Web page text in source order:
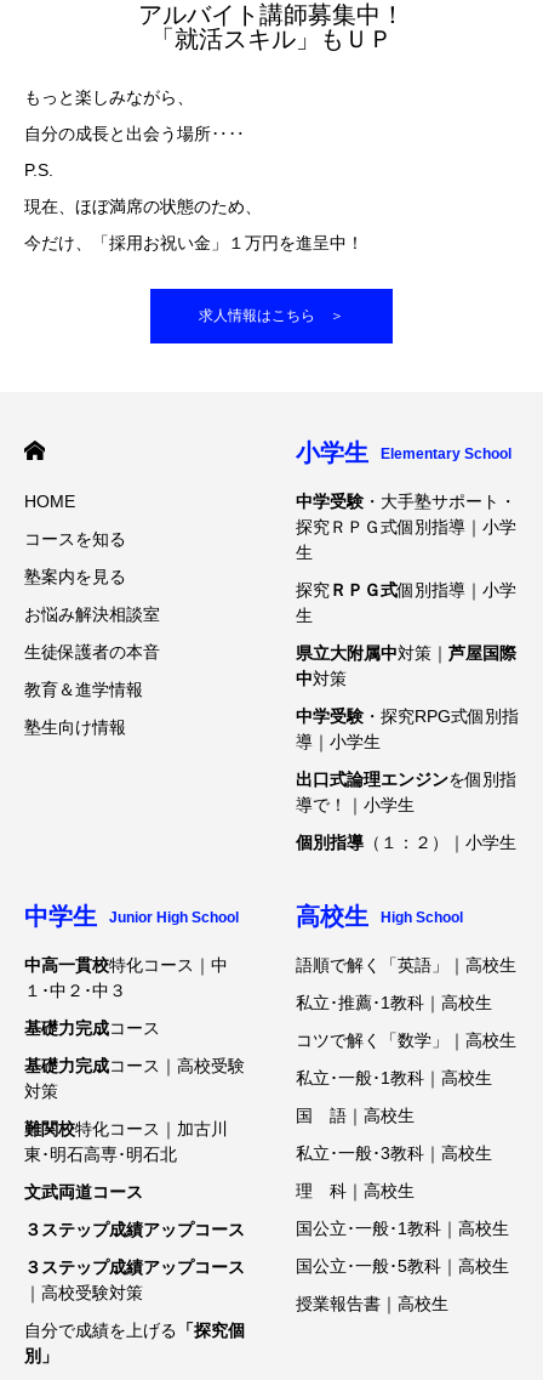
アルバイト講師募集中！
「就活スキル」もＵＰ
もっと楽しみながら、
自分の成長と出会う場所‥‥
P.S.
現在、ほぼ満席の状態のため、
今だけ、「採用お祝い金」１万円を進呈中！
求人情報はこちら ＞
HOME
コースを知る
塾案内を見る
お悩み解決相談室
生徒保護者の本音
教育＆進学情報
塾生向け情報
小学生 Elementary School
中学受験 ・大手塾サポート・
探究ＲＰＧ式個別指導｜小学
生
探究ＲＰＧ式個別指導｜小学
生
県立大附属中対策｜ 芦屋国際
中対策
中学受験 ・探究RPG式個別指
導｜小学生
出口式論理エンジンを個別指
導で！｜小学生
個別指導 （１：２）｜小学生
中学生 Junior High School
中高一貫校特化コース｜中
１･中２･中３
基礎力完成コース
基礎力完成コース｜高校受験
対策
難関校特化コース｜加古川
東･明石高専･明石北
文武両道コース
３ステップ成績アップコース
３ステップ成績アップコース
｜高校受験対策
自分で成績を上げる 「探究個
別」
高校生 High School
語順で解く「英語」｜高校生
私立･推薦･1教科｜高校生
コツで解く「数学」｜高校生
私立･一般･1教科｜高校生
国 語｜高校生
私立･一般･3教科｜高校生
理 科｜高校生
国公立･一般･1教科｜高校生
国公立･一般･5教科｜高校生
授業報告書｜高校生